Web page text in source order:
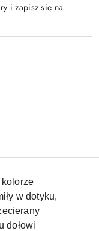
i zapisz się na
w dotyku,
dołowi